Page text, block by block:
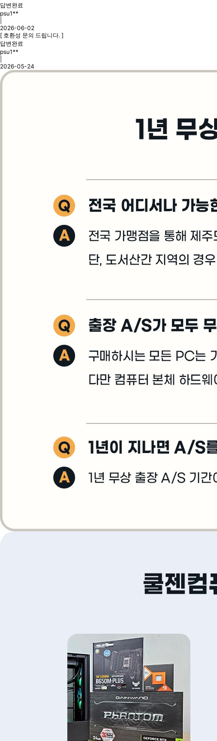
답변완료
psu1**
2026-06-02
[ 호환성 문의 드립니다. ]
답변완료
psu1**
2026-05-24